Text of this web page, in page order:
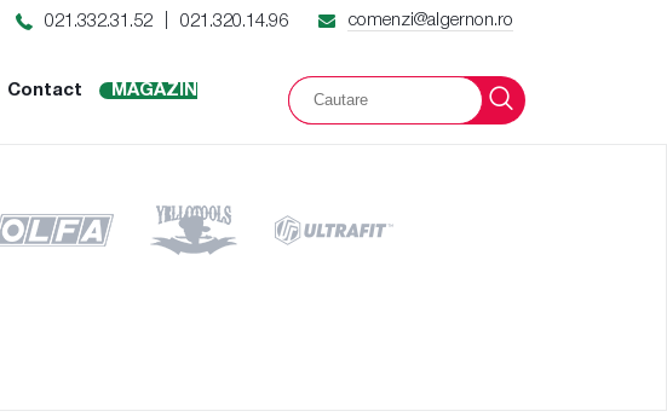
021.332.31.52 021.320.14.96 comenzi@algernon.ro
Contact
MAGAZIN